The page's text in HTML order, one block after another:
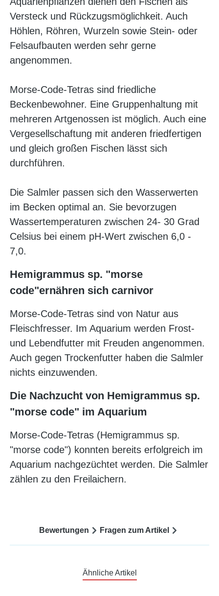
Versteck und Rückzugsmöglichkeit. Auch
Höhlen, Röhren, Wurzeln sowie Stein- oder
Felsaufbauten werden sehr gerne
angenommen.
Morse-Code-Tetras sind friedliche
Beckenbewohner. Eine Gruppenhaltung mit
mehreren Artgenossen ist möglich. Auch eine
Vergesellschaftung mit anderen friedfertigen
und gleich großen Fischen lässt sich
durchführen.
Die Salmler passen sich den Wasserwerten
im Becken optimal an. Sie bevorzugen
Wassertemperaturen zwischen 24- 30 Grad
Celsius bei einem pH-Wert zwischen 6,0 -
7,0.
Hemigrammus sp. "morse
code"ernähren sich carnivor
Morse-Code-Tetras sind von Natur aus
Fleischfresser. Im Aquarium werden Frost-
und Lebendfutter mit Freuden angenommen.
Auch gegen Trockenfutter haben die Salmler
nichts einzuwenden.
Die Nachzucht von Hemigrammus sp.
"morse code" im Aquarium
Morse-Code-Tetras (Hemigrammus sp.
"morse code") konnten bereits erfolgreich im
Aquarium nachgezüchtet werden. Die Salmler
zählen zu den Freilaichern.
Bewertungen Fragen zum Artikel
Ähnliche Artikel